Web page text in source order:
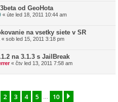
od GeoHota
« úte led 18, 2011 10:44 am
na vsetky siete v SR
« sob led 15, 2011 3:18 pm
na 3.1.3 s JailBreak
« čtv led 13, 2011 7:58 am
z 10
2 3 4 5 10